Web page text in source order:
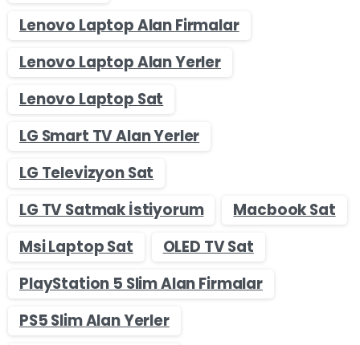
Lenovo Laptop Alan Firmalar
Lenovo Laptop Alan Yerler
Lenovo Laptop Sat
LG Smart TV Alan Yerler
LG Televizyon Sat
LG TV Satmak İstiyorum
Macbook Sat
Msi Laptop Sat
OLED TV Sat
PlayStation 5 Slim Alan Firmalar
PS5 Slim Alan Yerler